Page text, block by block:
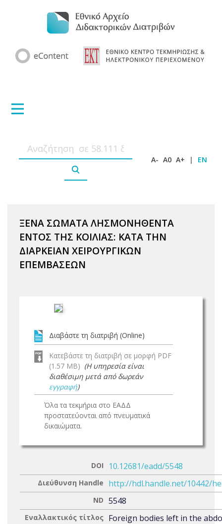
A- A0 A+ | EN
ΞΕΝΑ ΣΩΜΑΤΑ ΛΗΣΜΟΝΗΘΕΝΤΑ
ΕΝΤΟΣ ΤΗΣ ΚΟΙΛΙΑΣ: ΚΑΤΑ ΤΗΝ
ΔΙΑΡΚΕΙΑΝ ΧΕΙΡΟΥΡΓΙΚΩΝ
ΕΠΕΜΒΑΣΕΩΝ
Διαβάστε τη διατριβή (Online)
Κατεβάστε τη διατριβή σε μορφή PDF
(1.57 MB) (Η υπηρεσία είναι
διαθέσιμη μετά από δωρεάν
εγγραφή)
Όλα τα τεκμήρια στο ΕΑΔΔ
προστατεύονται από πνευματικά
δικαιώματα.
DOI 10.12681/eadd/5548
Διεύθυνση Handle http://hdl.handle.net/10442/
ND 5548
Εναλλακτικός τίτλος Foreign bodies left in the